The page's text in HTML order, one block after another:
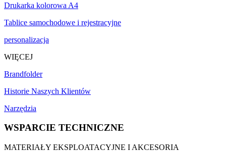
Drukarka kolorowa A4
Tablice samochodowe i rejestracyjne
personalizacja
WIĘCEJ
Brandfolder
Historie Naszych Klientów
Narzędzia
WSPARCIE TECHNICZNE
MATERIAŁY EKSPLOATACYJNE I AKCESORIA